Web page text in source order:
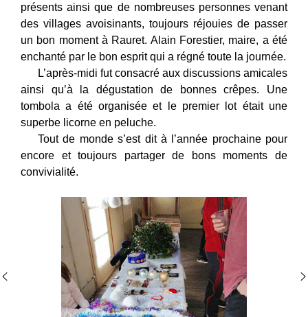
présents ainsi que de nombreuses personnes venant
des villages avoisinants, toujours réjouies de passer
un bon moment à Rauret. Alain Forestier, maire, a été
enchanté par le bon esprit qui a régné toute la journée.
L’après-midi fut consacré aux discussions amicales
ainsi qu’à la dégustation de bonnes crêpes. Une
tombola a été organisée et le premier lot était une
superbe licorne en peluche.
Tout de monde s’est dit à l’année prochaine pour
encore et toujours partager de bons moments de
convivialité.